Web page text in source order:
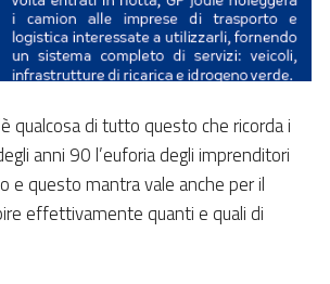
qualcosa di tutto questo che ricorda i
anni 90 l’euforia degli imprenditori
e questo mantra vale anche per il
effettivamente quanti e quali di